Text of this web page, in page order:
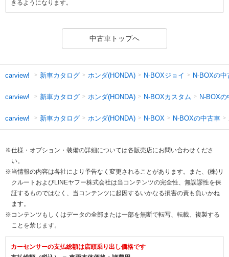
きるようになります。
中古車トップへ
carview! 新車カタログ ホンダ(HONDA) N-BOXジョイ N-BOXの中
carview! 新車カタログ ホンダ(HONDA) N-BOXカスタム N-BOXの
carview! 新車カタログ ホンダ(HONDA) N-BOX N-BOXの中古車
※仕様・オプション・装備の詳細については各販売店にお問い合わせくださ
い。
※当情報の内容は各社により予告なく変更されることがあります。また、(株)リ
クルートおよびLINEヤフー株式会社は当コンテンツの完全性、無誤謬性を保
証するものではなく、当コンテンツに起因するいかなる損害の責も負いかね
ます。
※コンテンツもしくはデータの全部または一部を無断で転写、転載、複製する
ことを禁じます。
カーセンサーの支払総額は店頭乗り出し価格です